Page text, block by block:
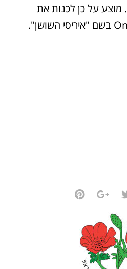
יש לזהותו עם ה- Iris. מוצע על כן לכנות את